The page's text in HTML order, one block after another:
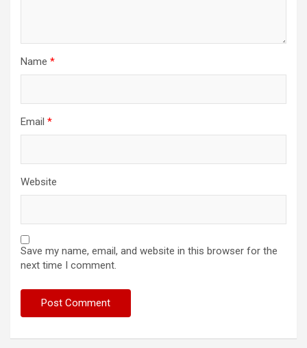
Name *
Email *
Website
Save my name, email, and website in this browser for the
next time I comment.